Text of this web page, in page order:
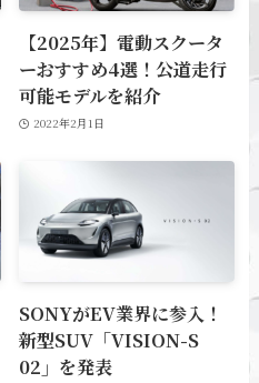
【2025年】電動スクータ
ーおすすめ4選！公道走行
可能モデルを紹介
2022年2月1日
SONYがEV業界に参入！
新型SUV「VISION-S
02」を発表